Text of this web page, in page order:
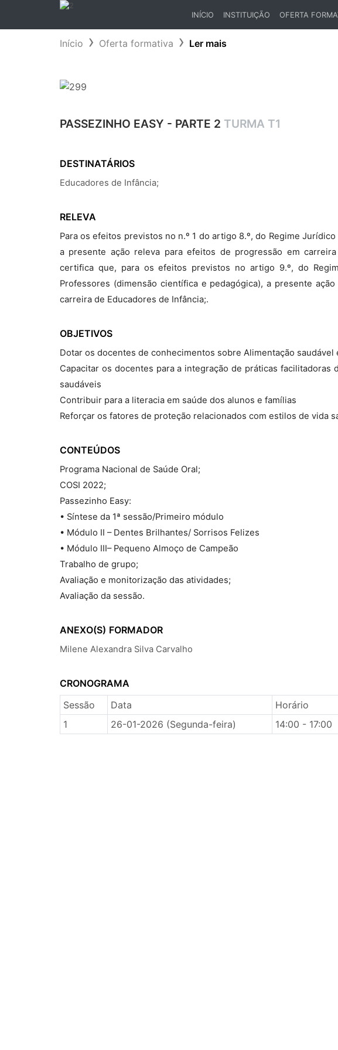
INÍCIO
INSTITUIÇÃO OFERTA
Início Oferta formativa Ler mais
PASSEZINHO EASY - PARTE 2 TURMA T1
DESTINATÁRIOS
Educadores de Infância;
RELEVA
Para os efeitos previstos no n.º 1 do artigo 8.º, do Regime
a presente ação releva para efeitos de progressão em
certifica que, para os efeitos previstos no artigo 9.º, do
Professores (dimensão científica e pedagógica), a presente
carreira de Educadores de Infância;.
OBJETIVOS
Dotar os docentes de conhecimentos sobre Alimentação
Capacitar os docentes para a integração de práticas facilitadoras
saudáveis
Contribuir para a literacia em saúde dos alunos e famílias
Reforçar os fatores de proteção relacionados com estilos de vida
CONTEÚDOS
Programa Nacional de Saúde Oral;
COSI 2022;
Passezinho Easy:
• Síntese da 1ª sessão/Primeiro módulo
• Módulo II – Dentes Brilhantes/ Sorrisos Felizes
• Módulo III– Pequeno Almoço de Campeão
Trabalho de grupo;
Avaliação e monitorização das atividades;
Avaliação da sessão.
ANEXO(S) FORMADOR
Milene Alexandra Silva Carvalho
CRONOGRAMA
Sessão
Data Horário
1
26-01-2026 (Segunda-feira) 14:00 - 17:00